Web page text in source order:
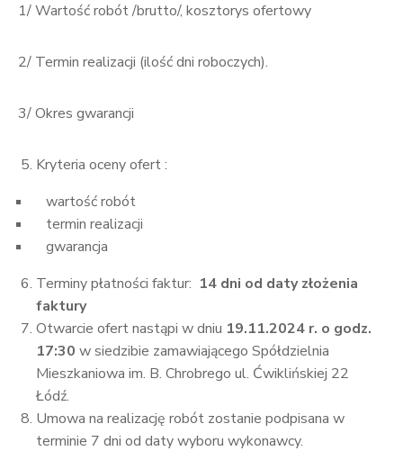
1/ Wartość robót /brutto/, kosztorys ofertowy
2/ Termin realizacji (ilość dni roboczych).
3/ Okres gwarancji
Kryteria oceny ofert :
wartość robót
termin realizacji
gwarancja
Terminy płatności faktur: 14 dni od daty złożenia
faktury
Otwarcie ofert nastąpi w dniu 19.11.2024 r. o godz.
17:30 w siedzibie zamawiającego Spółdzielnia
Mieszkaniowa im. B. Chrobrego ul. Ćwiklińskiej 22
Łódź.
Umowa na realizację robót zostanie podpisana w
terminie 7 dni od daty wyboru wykonawcy.